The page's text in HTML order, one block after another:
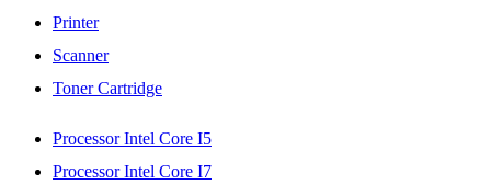
Printer
Scanner
Toner Cartridge
Processor Intel Core I5
Processor Intel Core I7